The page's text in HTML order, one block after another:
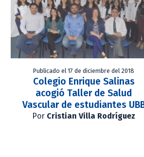
Publicado el 17 de diciembre del 2018
Colegio Enrique Salinas
acogió Taller de Salud
Vascular de estudiantes
Por Cristian Villa Rodríguez